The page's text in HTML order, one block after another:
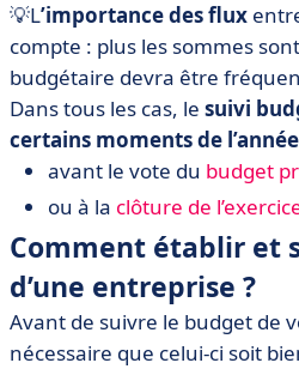
💡L’importance des flux
compte : plus les sommes
budgétaire devra être
Dans tous les cas, le suivi
certains moments de
avant le vote du budget
ou à la clôture de
Comment établir et
d’une entreprise ?
Avant de suivre le budget de
nécessaire que celui-ci soit